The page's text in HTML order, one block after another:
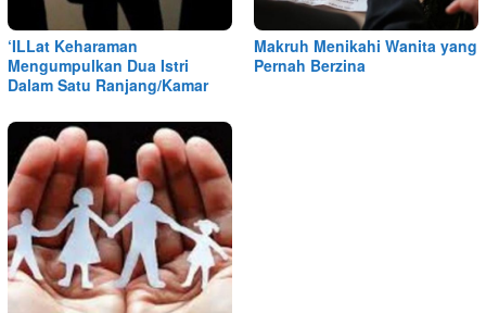
‘ILLat Keharaman
Mengumpulkan Dua Istri
Dalam Satu Ranjang/Kamar
Makruh Menikahi Wanita yang
Pernah Berzina